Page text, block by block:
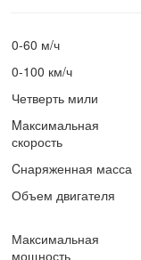
0-60 м/ч
0-100 км/ч
Четверть мили
Mаксимальная
скорость
Cнаряженная масса
Объем двигателя
Максимальная
мощность